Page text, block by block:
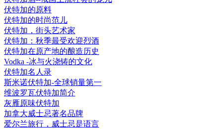
伏特加的原料
伏特加的时尚范儿
伏特加，街头艺术家
伏特加：秋季最受欢迎烈酒
伏特加在原产地的酿造历史
Vodka -冰与火浇铸的文化
伏特加名人录
斯米诺伏特加-全球销量第一
维波罗瓦伏特加简介
灰雁原味伏特加
加拿大威士忌著名品牌
爱尔兰旅行，威士忌是语言